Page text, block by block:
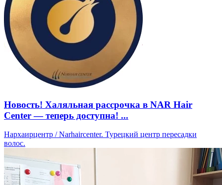
Новость! Халяльная рассрочка в NAR Hair
Center — теперь доступна! ...
Нархаирцентр / Narhaircenter. Турецкий центр пересадки
волос.